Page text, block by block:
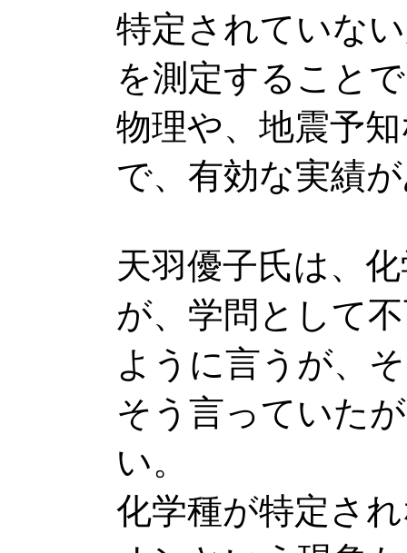
特定されていな
を測定すること
物理や、地震予
で、有効な実績
天羽優子氏は、
が、学問として
ように言うが、
そう言っていた
い。
化学種が特定さ